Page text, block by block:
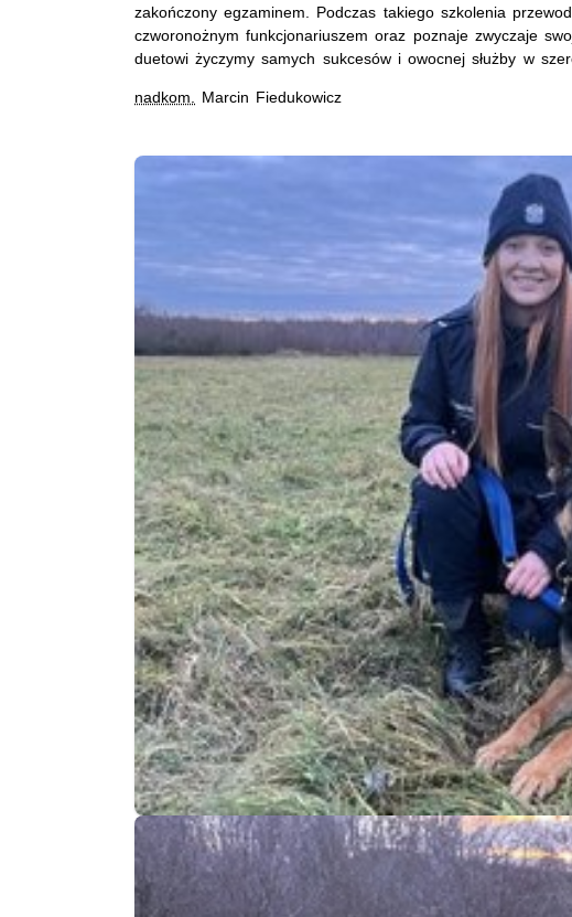
zakończony egzaminem. Podczas takiego szkolenia
czworonożnym funkcjonariuszem oraz poznaje zwyczaje
duetowi życzymy samych sukcesów i owocnej służby w
nadkom. Marcin Fiedukowicz